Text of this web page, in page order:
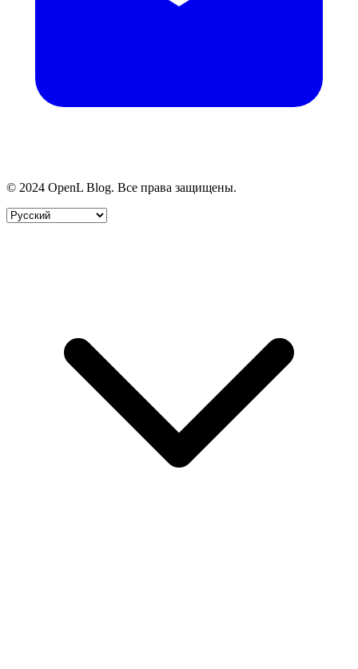
© 2024 OpenL Blog. Все права защищены.